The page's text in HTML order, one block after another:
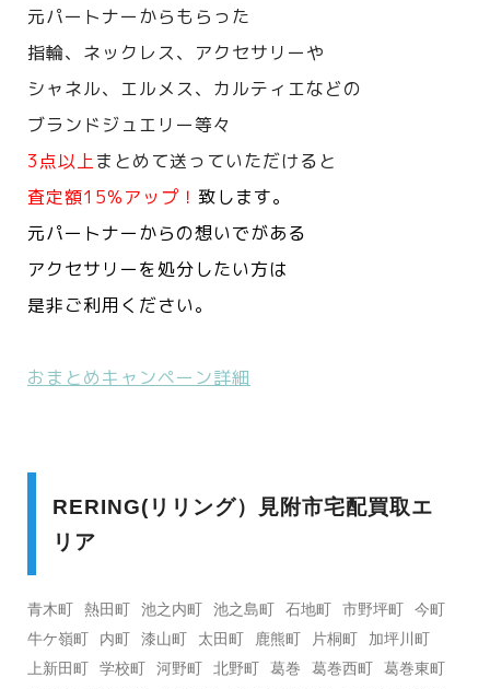
元パートナーからもらった
指輪、ネックレス、アクセサリーや
シャネル、エルメス、カルティエなどの
ブランドジュエリー等々
3点以上まとめて送っていただけると
査定額15%アップ！ 致します。
元パートナーからの想いでがある
アクセサリーを処分したい方は
是非ご利用ください。
おまとめキャンペーン詳細
RERING(リリング）見附市宅配買取エ
リア
青木町 熱田町 池之内町 池之島町 石地町 市野坪町
今町
牛ケ嶺町
内町 漆山町 太田町 鹿熊町 片桐町
加坪川町
上新田町
学校町 河野町 北野町 葛巻 葛巻西町
葛巻東町